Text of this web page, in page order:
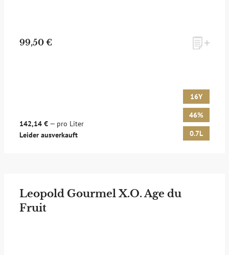
99,50 €
142,14 € — pro Liter
Leider ausverkauft
16Y
46%
0.7L
Leopold Gourmel X.O. Age du
Fruit